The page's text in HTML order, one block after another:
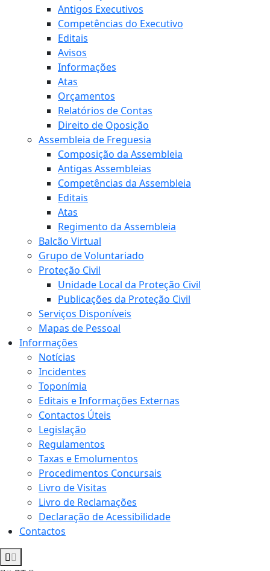
Antigos Executivos
Competências do Executivo
Editais
Avisos
Informações
Atas
Orçamentos
Relatórios de Contas
Direito de Oposição
Assembleia de Freguesia
Composição da Assembleia
Antigas Assembleias
Competências da Assembleia
Editais
Atas
Regimento da Assembleia
Balcão Virtual
Grupo de Voluntariado
Proteção Civil
Unidade Local da Proteção Civil
Publicações da Proteção Civil
Serviços Disponíveis
Mapas de Pessoal
Informações
Notícias
Incidentes
Toponímia
Editais e Informações Externas
Contactos Úteis
Legislação
Regulamentos
Taxas e Emolumentos
Procedimentos Concursais
Livro de Visitas
Livro de Reclamações
Declaração de Acessibilidade
Contactos